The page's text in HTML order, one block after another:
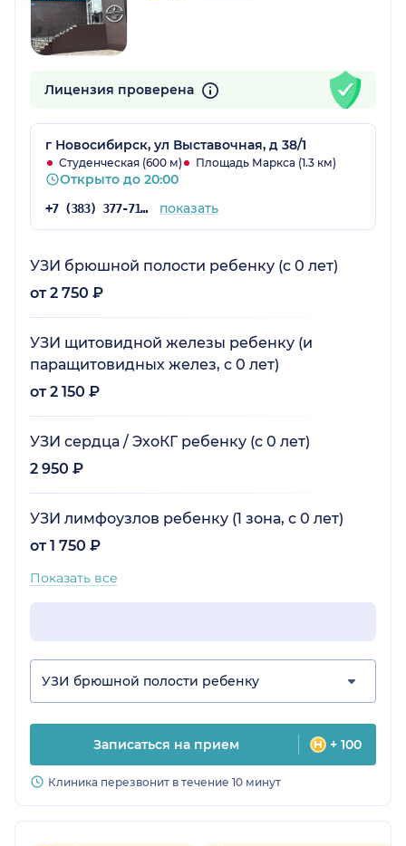
Лицензия проверена
г Новосибирск, ул Выставочная, д 38/1
Студенческая (600 м) Площадь Маркса (1.3 км)
Открыто до 20:00
+7 (383) 377-71-94 показать
УЗИ брюшной полости ребенку (с 0 лет)
от 2 750 ₽
УЗИ щитовидной железы ребенку (и
паращитовидных желез, с 0 лет)
от 2 150 ₽
УЗИ сердца / ЭхоКГ ребенку (с 0 лет)
2 950 ₽
УЗИ лимфоузлов ребенку (1 зона, с 0 лет)
от 1 750 ₽
Показать все
УЗИ брюшной полости ребенку
Записаться на прием + 100
Клиника перезвонит в течение 10 минут